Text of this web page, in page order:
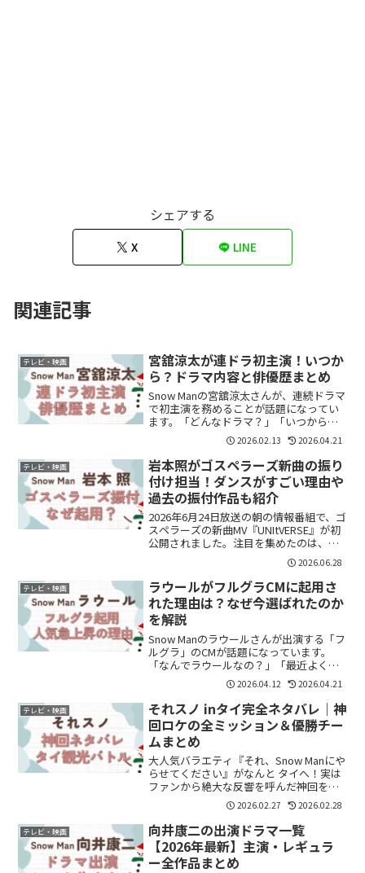
シェアする
X LINE
関連記事
テレビ・映画
宮舘涼太が連ドラ初主演！いつか
ら？ドラマ内容と俳優歴まとめ
Snow Manの宮舘涼太さんが、連続ドラマ
で初主演を務めることが話題になってい
ます。「どんなドラマ？」「いつから放
送？」と気になっている方も多いのでは
ないでしょうか。結論から言うと、宮舘
涼太さんはこれまで舞台を中心に俳優経
験を積んできたメ...
2026.02.13 2026.04.21
テレビ・映画
岩本照がゴスペラーズ新曲の振り
付け担当！ダンスがすごい理由や
過去の振付作品も紹介
2026年6月24日放送の朝の情報番組で、ゴ
スペラーズの新曲MV『UNItVERSE』が初
公開されました。注目を集めたのは、
Snow Manの岩本照さんが振り付けを担当
していることです。SNSでも、「ひーく
ん振付なの！？」「ゴスペラーズと岩...
2026.06.28
テレビ・映画
ラウールがフルグラCMに起用さ
れた理由は？なぜ今選ばれたのか
を解説
Snow Manのラウールさんが出演する「フ
ルグラ」のCMが話題になっています。
「なんでラウールなの？」「最近よく見
るけど人気上がってる？」と気になった
方も多いのではないでしょうか。結論か
らいうと、ラウールさんは“幅広い世代に
届く存在になっ...
2026.04.12 2026.04.21
テレビ・映画
それスノ inタイ完全ネタバレ｜神
回ロケの全ミッション＆優勝チー
ムまとめ
大人気バラエティ『それ、Snow Manにや
らせてください』がなんと タイへ！実は
ファンから絶大な反響を呼んだ神回をネ
タバレします。タイフェス出演中のSnow
Manに、それスノスタッフが突撃。翌日
はバンコク観光かねたご褒美ロケ…のは
ずが、...
2026.02.27 2026.02.28
テレビ・映画
向井康二の出演ドラマ一覧
【2026年最新】主演・レギュラ
ー全作品まとめ